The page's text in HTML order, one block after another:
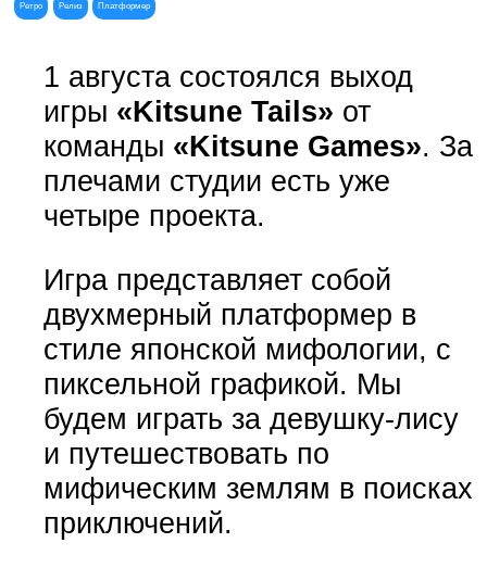
Ретро Релиз Платформер
1 августа состоялся выход
игры «Kitsune Tails» от
команды «Kitsune Games». За
плечами студии есть уже
четыре проекта.
Игра представляет собой
двухмерный платформер в
стиле японской мифологии, с
пиксельной графикой. Мы
будем играть за девушку-лису
и путешествовать по
мифическим землям в поисках
приключений.